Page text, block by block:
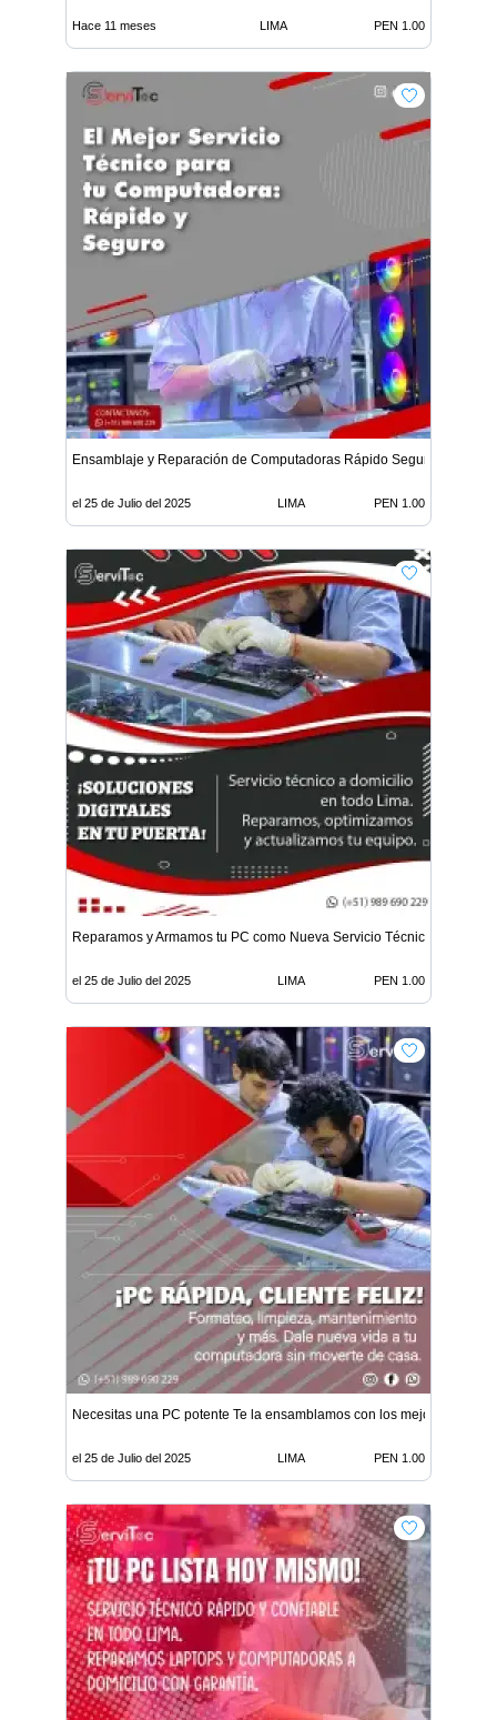
Hace 11 meses LIMA PEN 1.00
Ensamblaje y Reparación de Computadoras Rápido Seguro y con
el 25 de Julio del 2025 LIMA PEN 1.00
Reparamos y Armamos tu PC como Nueva Servicio Técnico
el 25 de Julio del 2025 LIMA PEN 1.00
Necesitas una PC potente Te la ensamblamos con los mejores
el 25 de Julio del 2025 LIMA PEN 1.00